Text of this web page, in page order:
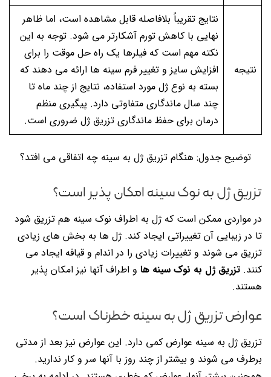
نتیجه
نتایج تقریباً بلافاصله قابل مشاهده است، اما ظاهر
نهایی با کاهش تورم آشکارتر می شود. توجه به این
نکته مهم است که فیلرها یک راه حل موقت را برای
افزایش سایز و تغییر فرم سینه ها ارائه می دهند که
بسته به نوع ژل مورد استفاده، نتایج از چند ماه تا
چند سال ماندگاری متفاوتی دارد. پیگیری منظم
درمان برای حفظ ماندگاری تزریق ژل ضروری است.
توضیح جدول: هنگام تزریق ژل به سینه چه اتفاقی می افتد؟
تزریق ژل به نوک سینه امکان پذیر است؟
در مواردی ممکن است که ژل به اطراف نوک سینه هم تزریق شود
تا در زیبایی آن تغییراتی ایجاد کند. ژل ها به بخش های زیادی
تزریق می شوند و تغییرات زیادی را در اندام و قیافه ایجاد می
کنند. تزریق ژل به نوک سینه ها و اطراف آنها نیز امکان پذیر
هستند.
عوارض تزريق ژل به سينه خطرناک است؟
تزریق ژل به سینه عوارض کمی دارد. این عوارض نیز بعد از مدتی
برطرف می شوند و بیشتر از چند روز با آنها سر و کار ندارید.